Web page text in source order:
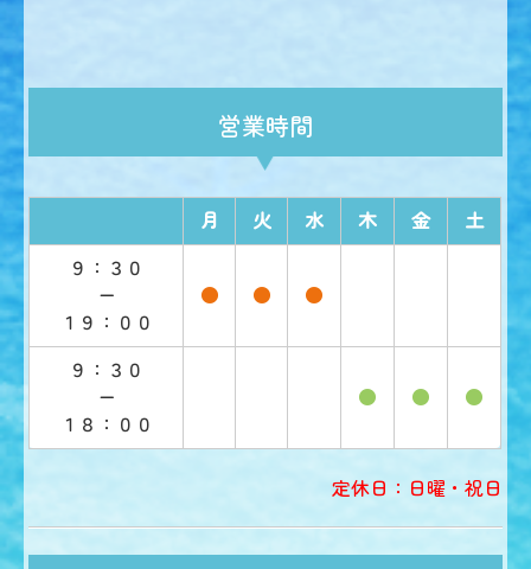
営業時間
月 火 水 木 金
土
９：３０
ー
１９：００
● ● ●
９：３０
ー
１８：００
● ● ●
定休日：日曜・祝日